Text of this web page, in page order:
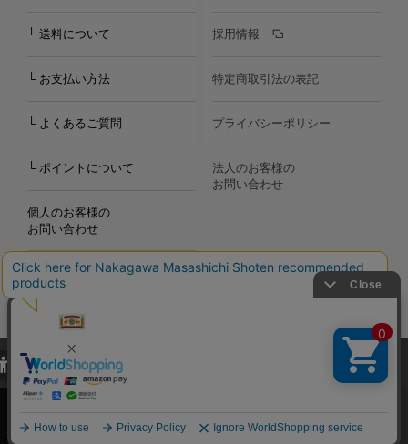
└ 送料について
└ お支払い方法
└ よくあるご質問
└ ポイントについて
個人のお客様の
お問い合わせ
採用情報
特定商取引法の表記
プライバシーポリシー
法人のお客様の
お問い合わせ
Copyright©2000-2026
Nakagawa Masashichi Shoten All Rights Reserved.
当サイトでは、当サイト内における閲覧履歴・属性情報などの取得およ
び利便性向上のためにクッキー（Cookie）を使用いたします。詳細に
関しては「プライバシーポリシー
承諾する